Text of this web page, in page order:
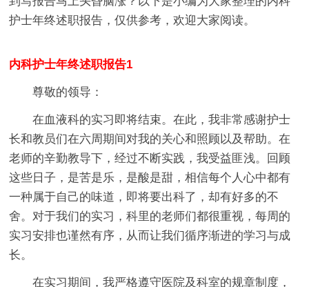
护士年终述职报告，仅供参考，欢迎大家阅读。
内科护士年终述职报告1
尊敬的领导：
在血液科的实习即将结束。在此，我非常感谢护士
长和教员们在六周期间对我的关心和照顾以及帮助。在
老师的辛勤教导下，经过不断实践，我受益匪浅。回顾
这些日子，是苦是乐，是酸是甜，相信每个人心中都有
一种属于自己的味道，即将要出科了，却有好多的不
舍。对于我们的实习，科里的老师们都很重视，每周的
实习安排也谨然有序，从而让我们循序渐进的学习与成
长。
在实习期间，我严格遵守医院及科室的规章制度，